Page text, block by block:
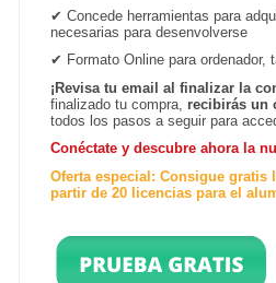
✔ Concede herramientas para
necesarias para desenvolverse
✔ Formato Online para ordenador,
¡Revisa tu email al finalizar la
finalizado tu compra, recibirás un
todos los pasos a seguir para
Conéctate y descubre ahora la
Oferta especial: Consigue gratis
partir de 20 licencias para el